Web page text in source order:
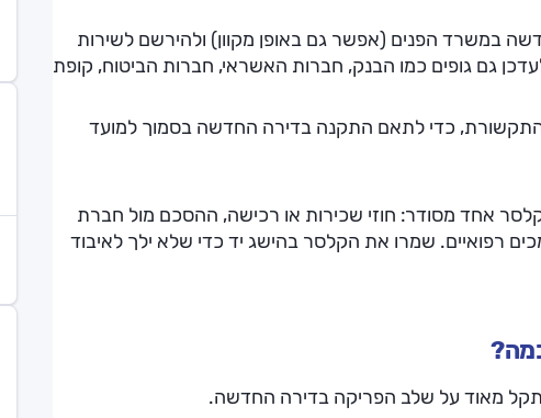
במשרד הפנים (אפשר גם באופן מקוון) ולהירשם לשירות
גם גופים כמו הבנק, חברות האשראי, חברות הביטוח, קופת
כדי לתאם התקנה בדירה החדשה בסמוך למועד
אחד מסודר: חוזי שכירות או רכישה, ההסכם מול חברת
רפואיים. שמרו את הקלסר בהישג יד כדי שלא ילך לאיבוד
מאוד על שלב הפריקה בדירה החדשה.